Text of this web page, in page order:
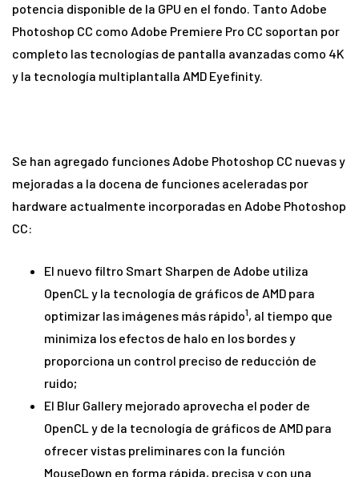
potencia disponible de la GPU en el fondo. Tanto Adobe
Photoshop CC como Adobe Premiere Pro CC soportan por
completo las tecnologías de pantalla avanzadas como 4K
y la tecnología multiplantalla AMD Eyefinity.
Se han agregado funciones Adobe Photoshop CC nuevas y
mejoradas a la docena de funciones aceleradas por
hardware actualmente incorporadas en Adobe Photoshop
CC:
El nuevo filtro Smart Sharpen de Adobe utiliza
OpenCL y la tecnología de gráficos de AMD para
optimizar las imágenes más rápido1, al tiempo que
minimiza los efectos de halo en los bordes y
proporciona un control preciso de reducción de
ruido;
El Blur Gallery mejorado aprovecha el poder de
OpenCL y de la tecnología de gráficos de AMD para
ofrecer vistas preliminares con la función
MouseDown en forma rápida, precisa y con una